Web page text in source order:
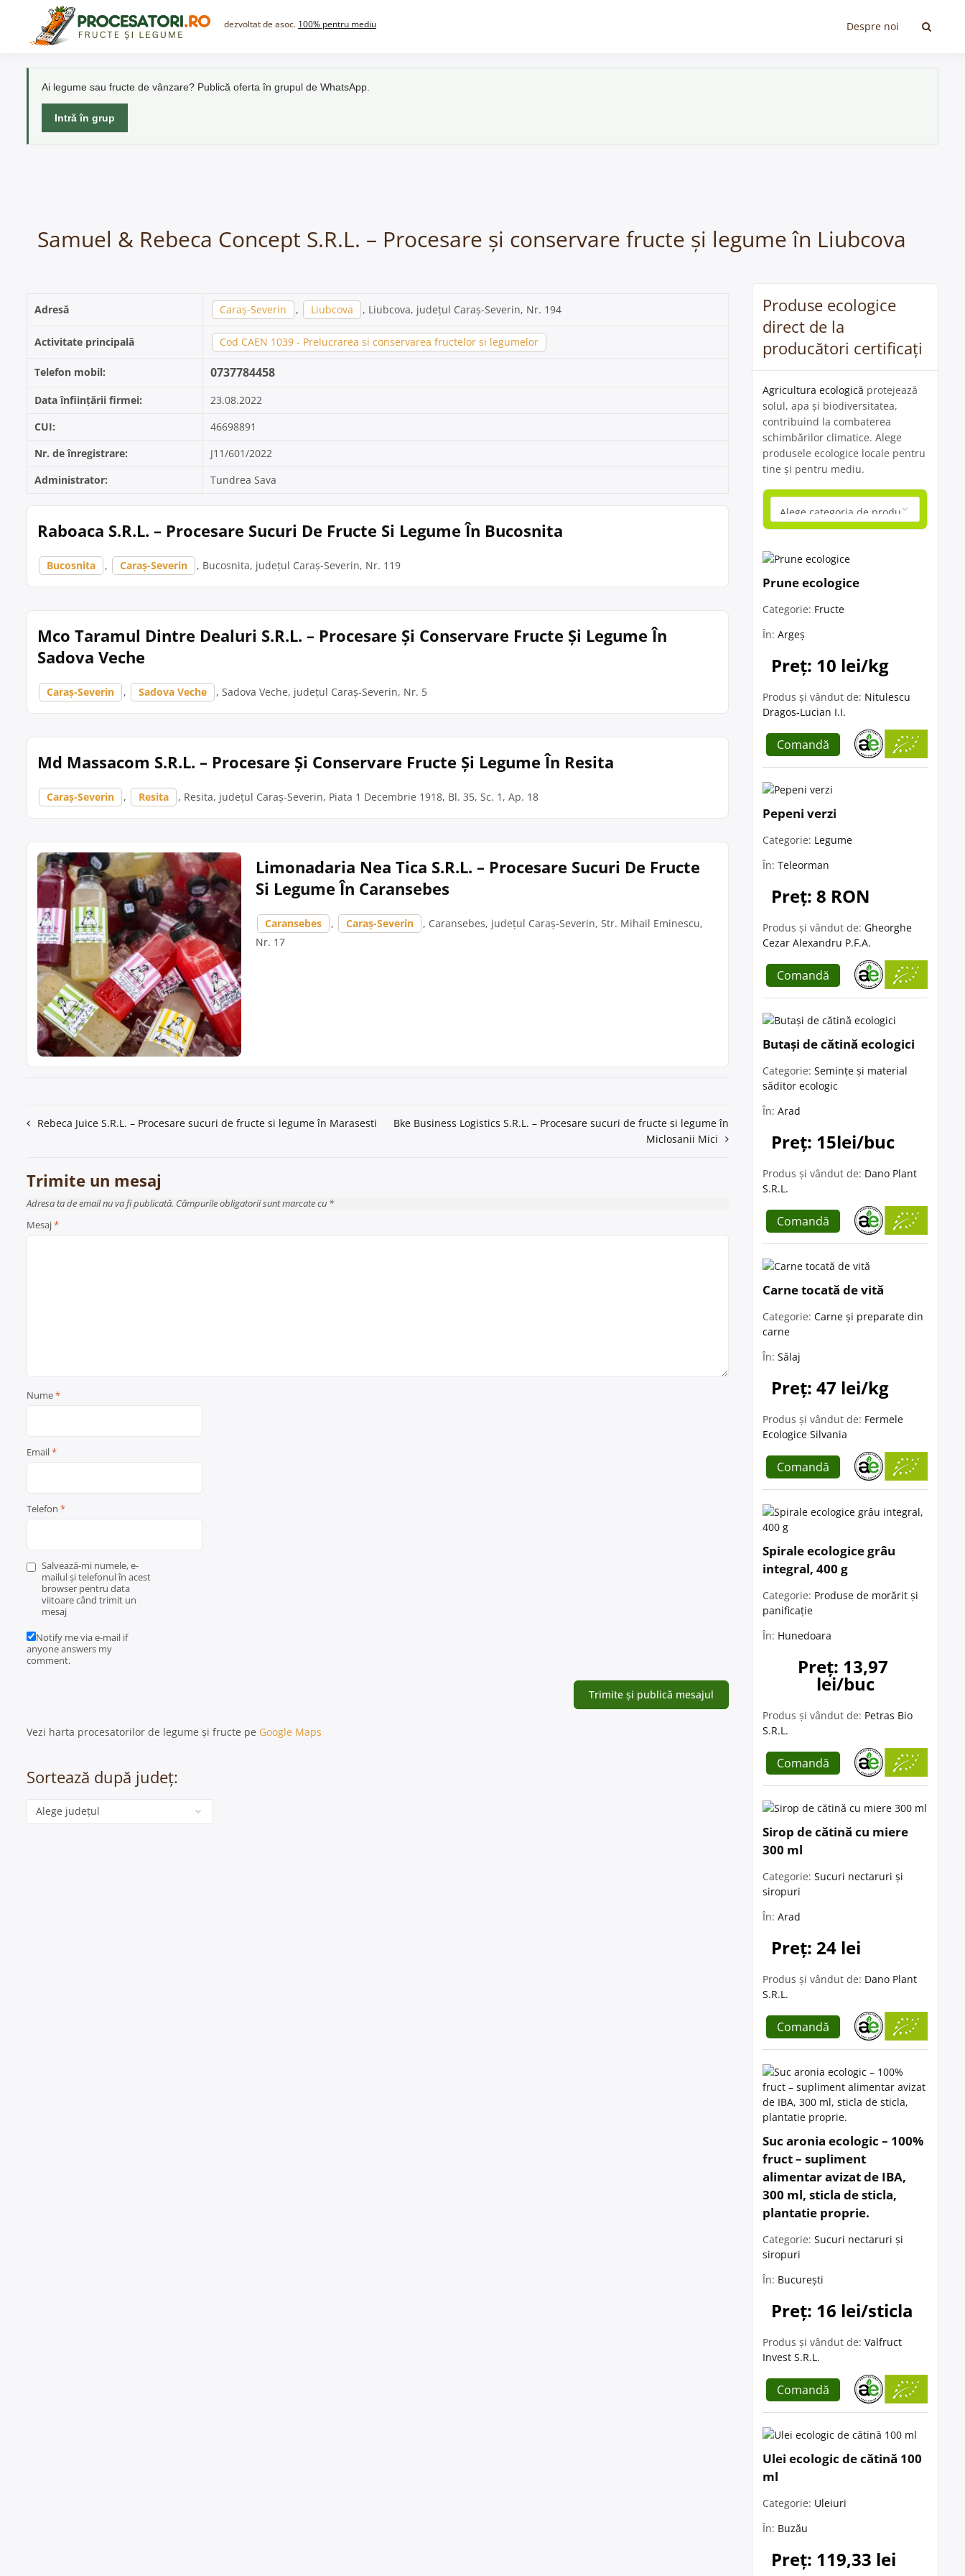
content
dezvoltat de asoc. 100% pentru mediu Despre noi
Ai legume sau fructe de vânzare? Publică oferta în grupul de WhatsApp.
Intră în grup
Samuel & Rebeca Concept S.R.L. – Procesare și conservare fructe și legume în Liubcova
Adresă Caraș-Severin , Liubcova , Liubcova, județul Caraș-Severin, Nr. 194
Activitate principală Cod CAEN 1039 - Prelucrarea si conservarea fructelor si legumelor
Telefon mobil: 0737784458
Data înființării firmei:
23.08.2022
CUI:
46698891
Nr. de înregistrare:
J11/601/2022
Administrator:
Tundrea Sava
Raboaca S.R.L. – Procesare Sucuri De Fructe Si Legume În Bucosnita
Bucosnita , Caraș-Severin , Bucosnita, județul Caraș-Severin, Nr. 119
Mco Taramul Dintre Dealuri S.R.L. – Procesare Și Conservare Fructe Și Legume În
Sadova Veche
Caraș-Severin , Sadova Veche , Sadova Veche, județul Caraș-Severin, Nr. 5
Md Massacom S.R.L. – Procesare Și Conservare Fructe Și Legume În Resita
Caraș-Severin , Resita , Resita, județul Caraș-Severin, Piata 1 Decembrie 1918, Bl. 35, Sc. 1, Ap. 18
Limonadaria Nea Tica S.R.L. – Procesare Sucuri De Fructe
Si Legume În Caransebes
Caransebes , Caraș-Severin
, Caransebes, județul Caraș-Severin, Str. Mihail Eminescu,
Nr. 17
Navigare
articole
Rebeca Juice S.R.L. – Procesare sucuri de fructe si legume în Marasesti
Bke Business Logistics S.R.L. – Procesare sucuri de fructe si legume în
Miclosanii Mici
Trimite un mesaj
Adresa ta de email nu va fi publicată. Câmpurile obligatorii sunt marcate cu *
Mesaj*
Nume*
Email*
Telefon *
Salvează-mi numele, e-
mailul și telefonul în acest
browser pentru data
viitoare când trimit un
mesaj
Notify me via e-mail if
anyone answers my
comment.
Vezi harta procesatorilor de legume și fructe pe Google Maps
Sortează după județ:
Categorie
Produse ecologice
direct de la
producători certificați
Agricultura ecologică protejează
solul, apa și biodiversitatea,
contribuind la combaterea
schimbărilor climatice. Alege
produsele ecologice locale pentru
tine și pentru mediu.
Prune ecologice
Categorie: Fructe
În: Argeș
Preț: 10 lei/kg
Produs și vândut de: Nitulescu
Dragos-Lucian I.I.
Comandă
Pepeni verzi
Categorie: Legume
În: Teleorman
Preț: 8 RON
Produs și vândut de: Gheorghe
Cezar Alexandru P.F.A.
Comandă
Butași de cătină ecologici
Categorie: Semințe și material
săditor ecologic
În: Arad
Preț: 15lei/buc
Produs și vândut de: Dano Plant
S.R.L.
Comandă
Carne tocată de vită
Categorie: Carne și preparate din
carne
În: Sălaj
Preț: 47 lei/kg
Produs și vândut de: Fermele
Ecologice Silvania
Comandă
Spirale ecologice grâu
integral, 400 g
Categorie: Produse de morărit și
panificație
În: Hunedoara
Preț: 13,97
lei/buc
Produs și vândut de: Petras Bio
S.R.L.
Comandă
Sirop de cătină cu miere
300 ml
Categorie: Sucuri nectaruri și
siropuri
În: Arad
Preț: 24 lei
Produs și vândut de: Dano Plant
S.R.L.
Comandă
Suc aronia ecologic – 100%
fruct – supliment
alimentar avizat de IBA,
300 ml, sticla de sticla,
plantatie proprie.
Categorie: Sucuri nectaruri și
siropuri
În: București
Preț: 16 lei/sticla
Produs și vândut de: Valfruct
Invest S.R.L.
Comandă
Ulei ecologic de cătină 100
ml
Categorie: Uleiuri
În: Buzău
Preț: 119,33 lei